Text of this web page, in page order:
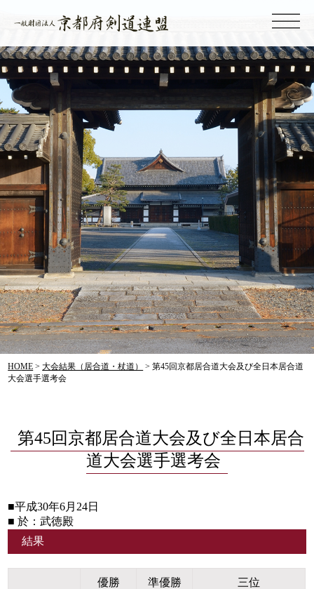
HOME >大会結果（居合道・杖道） >第45回京都居合道大会及び全日本居合道
大会選手選考会
第45回京都居合道大会及び全日本居合
道大会選手選考会
■平成30年6月24日
■ 於：武徳殿
結果
優勝 準優勝 三位